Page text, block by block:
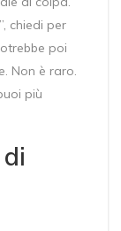
chiedi per
poi
Non è raro.
più